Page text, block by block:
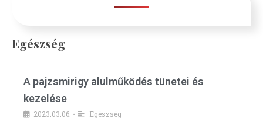
Egészség
A pajzsmirigy alulműködés tünetei és
kezelése
2023.03.06. •
Egészség